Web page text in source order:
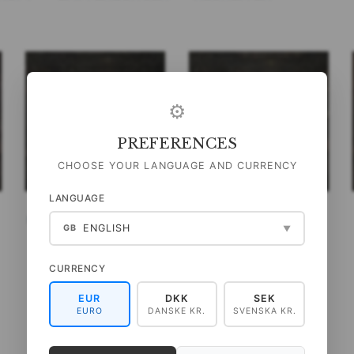
THIEF WM
49,00 DKK
39,20 DKKEXKL. MWST)
DARK BLUE WM
(39,20 DKKEXKL. MWST
IN DEN WARENKORB
IN DEN WARENKORB
⚙
PREFERENCES
CHOOSE YOUR LANGUAGE AND CURRENCY
LANGUAGE
GB ENGLISH ▼
CURRENCY
EUR
EURO
DKK
DANSKE KR.
SEK
SVENSKA KR.